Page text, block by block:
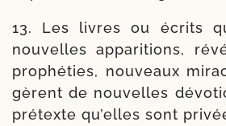
13. Les livres ou écrits
nou­velles appa­ri­tions,
pro­phé­ties, nou­veaux
gèrent de nou­velles
pré­texte qu’elles sont